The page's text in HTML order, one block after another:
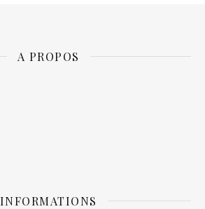
A PROPOS
INFORMATIONS